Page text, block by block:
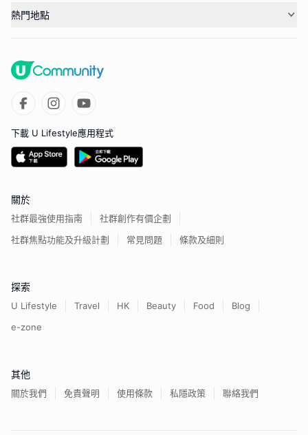
熱門地點
下載 U Lifestyle應用程式
關於
社群最強使用指南
社群創作有價企劃
社群焦點功能及升級計劃
常見問題 條款及細則
探索
U Lifestyle Travel HK Beauty Food
Blog
e-zone
其他
關於我們 免責聲明 使用條款 私隱政策 聯絡我們